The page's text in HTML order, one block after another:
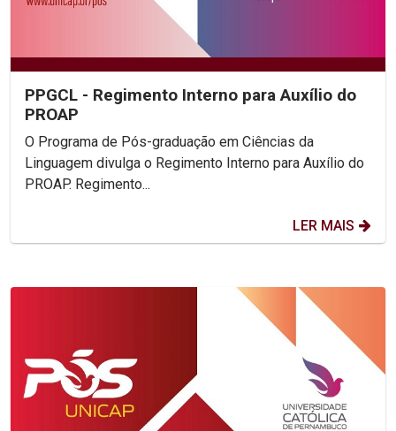
PPGCL - Regimento Interno para Auxílio do
PROAP
O Programa de Pós-graduação em Ciências da
Linguagem divulga o Regimento Interno para Auxílio do
PROAP. Regimento...
LER MAIS